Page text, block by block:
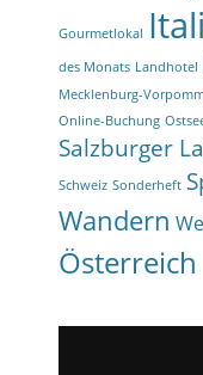
Gourmetlokal
des Monats Landhotel
Mecklenburg-
Online-Buchung
Salzburger
Schweiz Sonderheft
Wandern
Österreich